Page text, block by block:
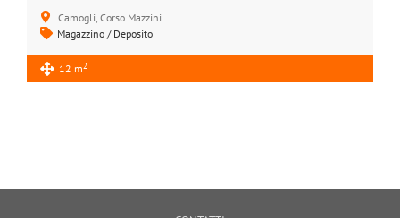
Camogli, Corso Mazzini
Magazzino / Deposito
12 m2